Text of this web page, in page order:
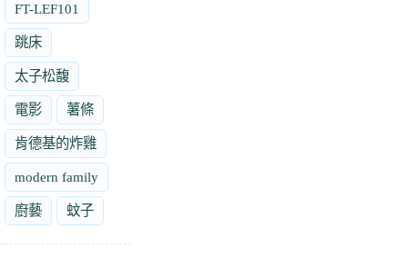
FT-LEF101
跳床
太子松馥
電影 薯條
肯德基的炸雞
modern family
廚藝 蚊子